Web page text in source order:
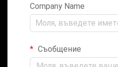
Company Name
Съобщение